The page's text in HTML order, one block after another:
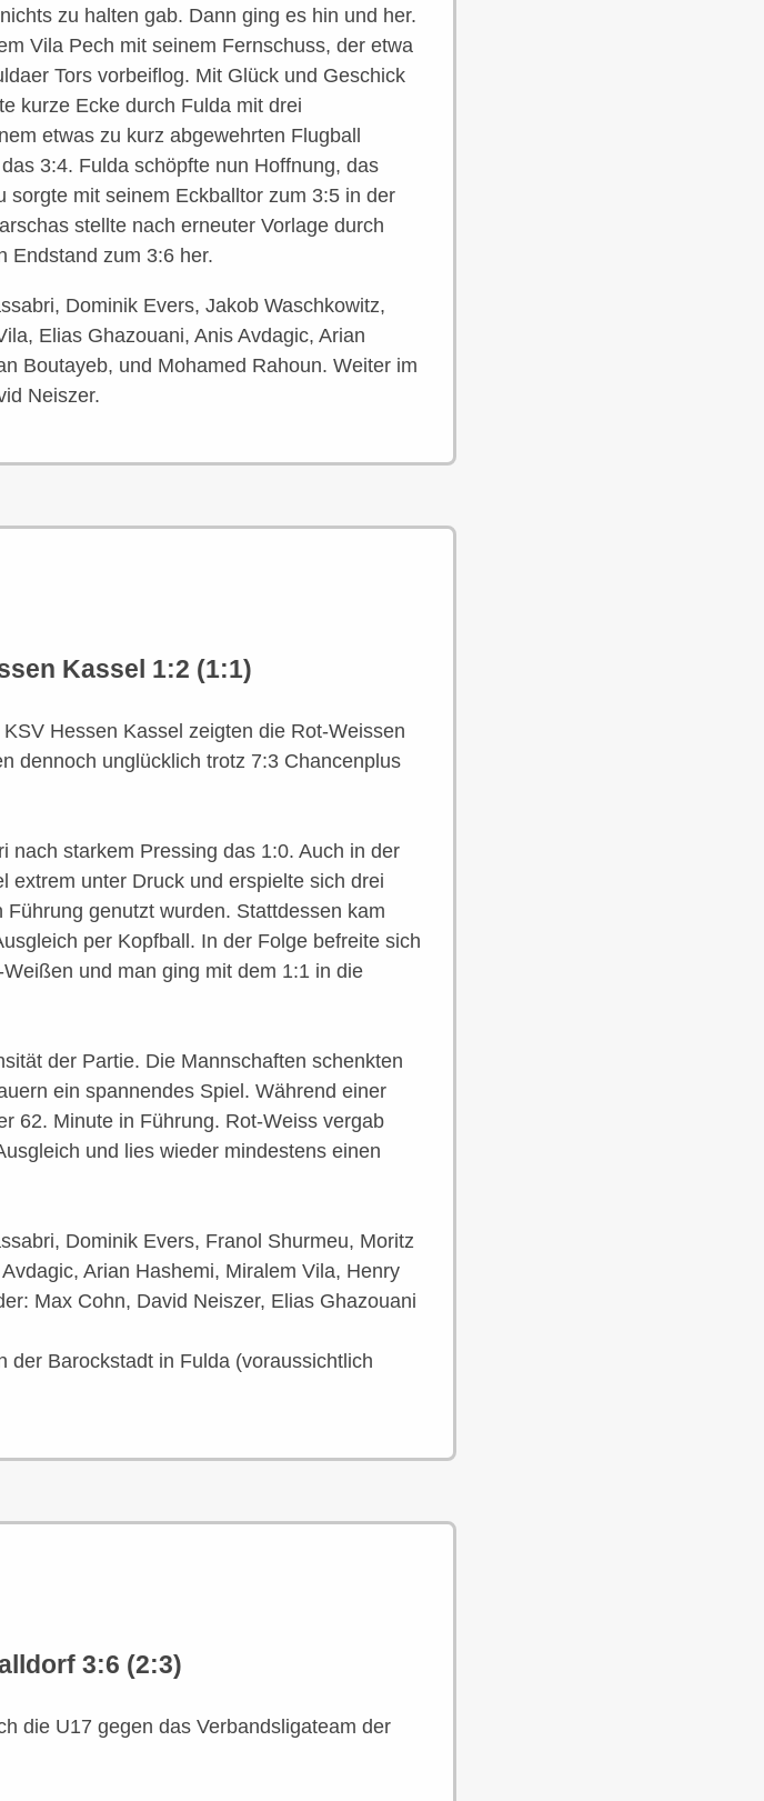
zu halten gab. Dann ging es hin und her.
Vila Pech mit seinem Fernschuss, der etwa
Tors vorbeiflog. Mit Glück und Geschick
kurze Ecke durch Fulda mit drei
etwas zu kurz abgewehrten Flugball
3:4. Fulda schöpfte nun Hoffnung, das
mit seinem Eckballtor zum 3:5 in der
stellte nach erneuter Vorlage durch
Endstand zum 3:6 her.
Dominik Evers, Jakob Waschkowitz,
Elias Ghazouani, Anis Avdagic, Arian
Boutayeb, und Mohamed Rahoun. Weiter im
Neiszer.
Kassel 1:2 (1:1)
Hessen Kassel zeigten die Rot-Weissen
dennoch unglücklich trotz 7:3 Chancenplus
nach starkem Pressing das 1:0. Auch in der
extrem unter Druck und erspielte sich drei
genutzt wurden. Stattdessen kam
per Kopfball. In der Folge befreite sich
und man ging mit dem 1:1 in die
der Partie. Die Mannschaften schenkten
ein spannendes Spiel. Während einer
62. Minute in Führung. Rot-Weiss vergab
und lies wieder mindestens einen
Dominik Evers, Franol Shurmeu, Moritz
Arian Hashemi, Miralem Vila, Henry
Max Cohn, David Neiszer, Elias Ghazouani
der Barockstadt in Fulda (voraussichtlich
3:6 (2:3)
die U17 gegen das Verbandsligateam der